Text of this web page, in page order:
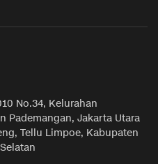
No.34, Kelurahan
Pademangan, Jakarta Utara
Tellu Limpoe, Kabupaten